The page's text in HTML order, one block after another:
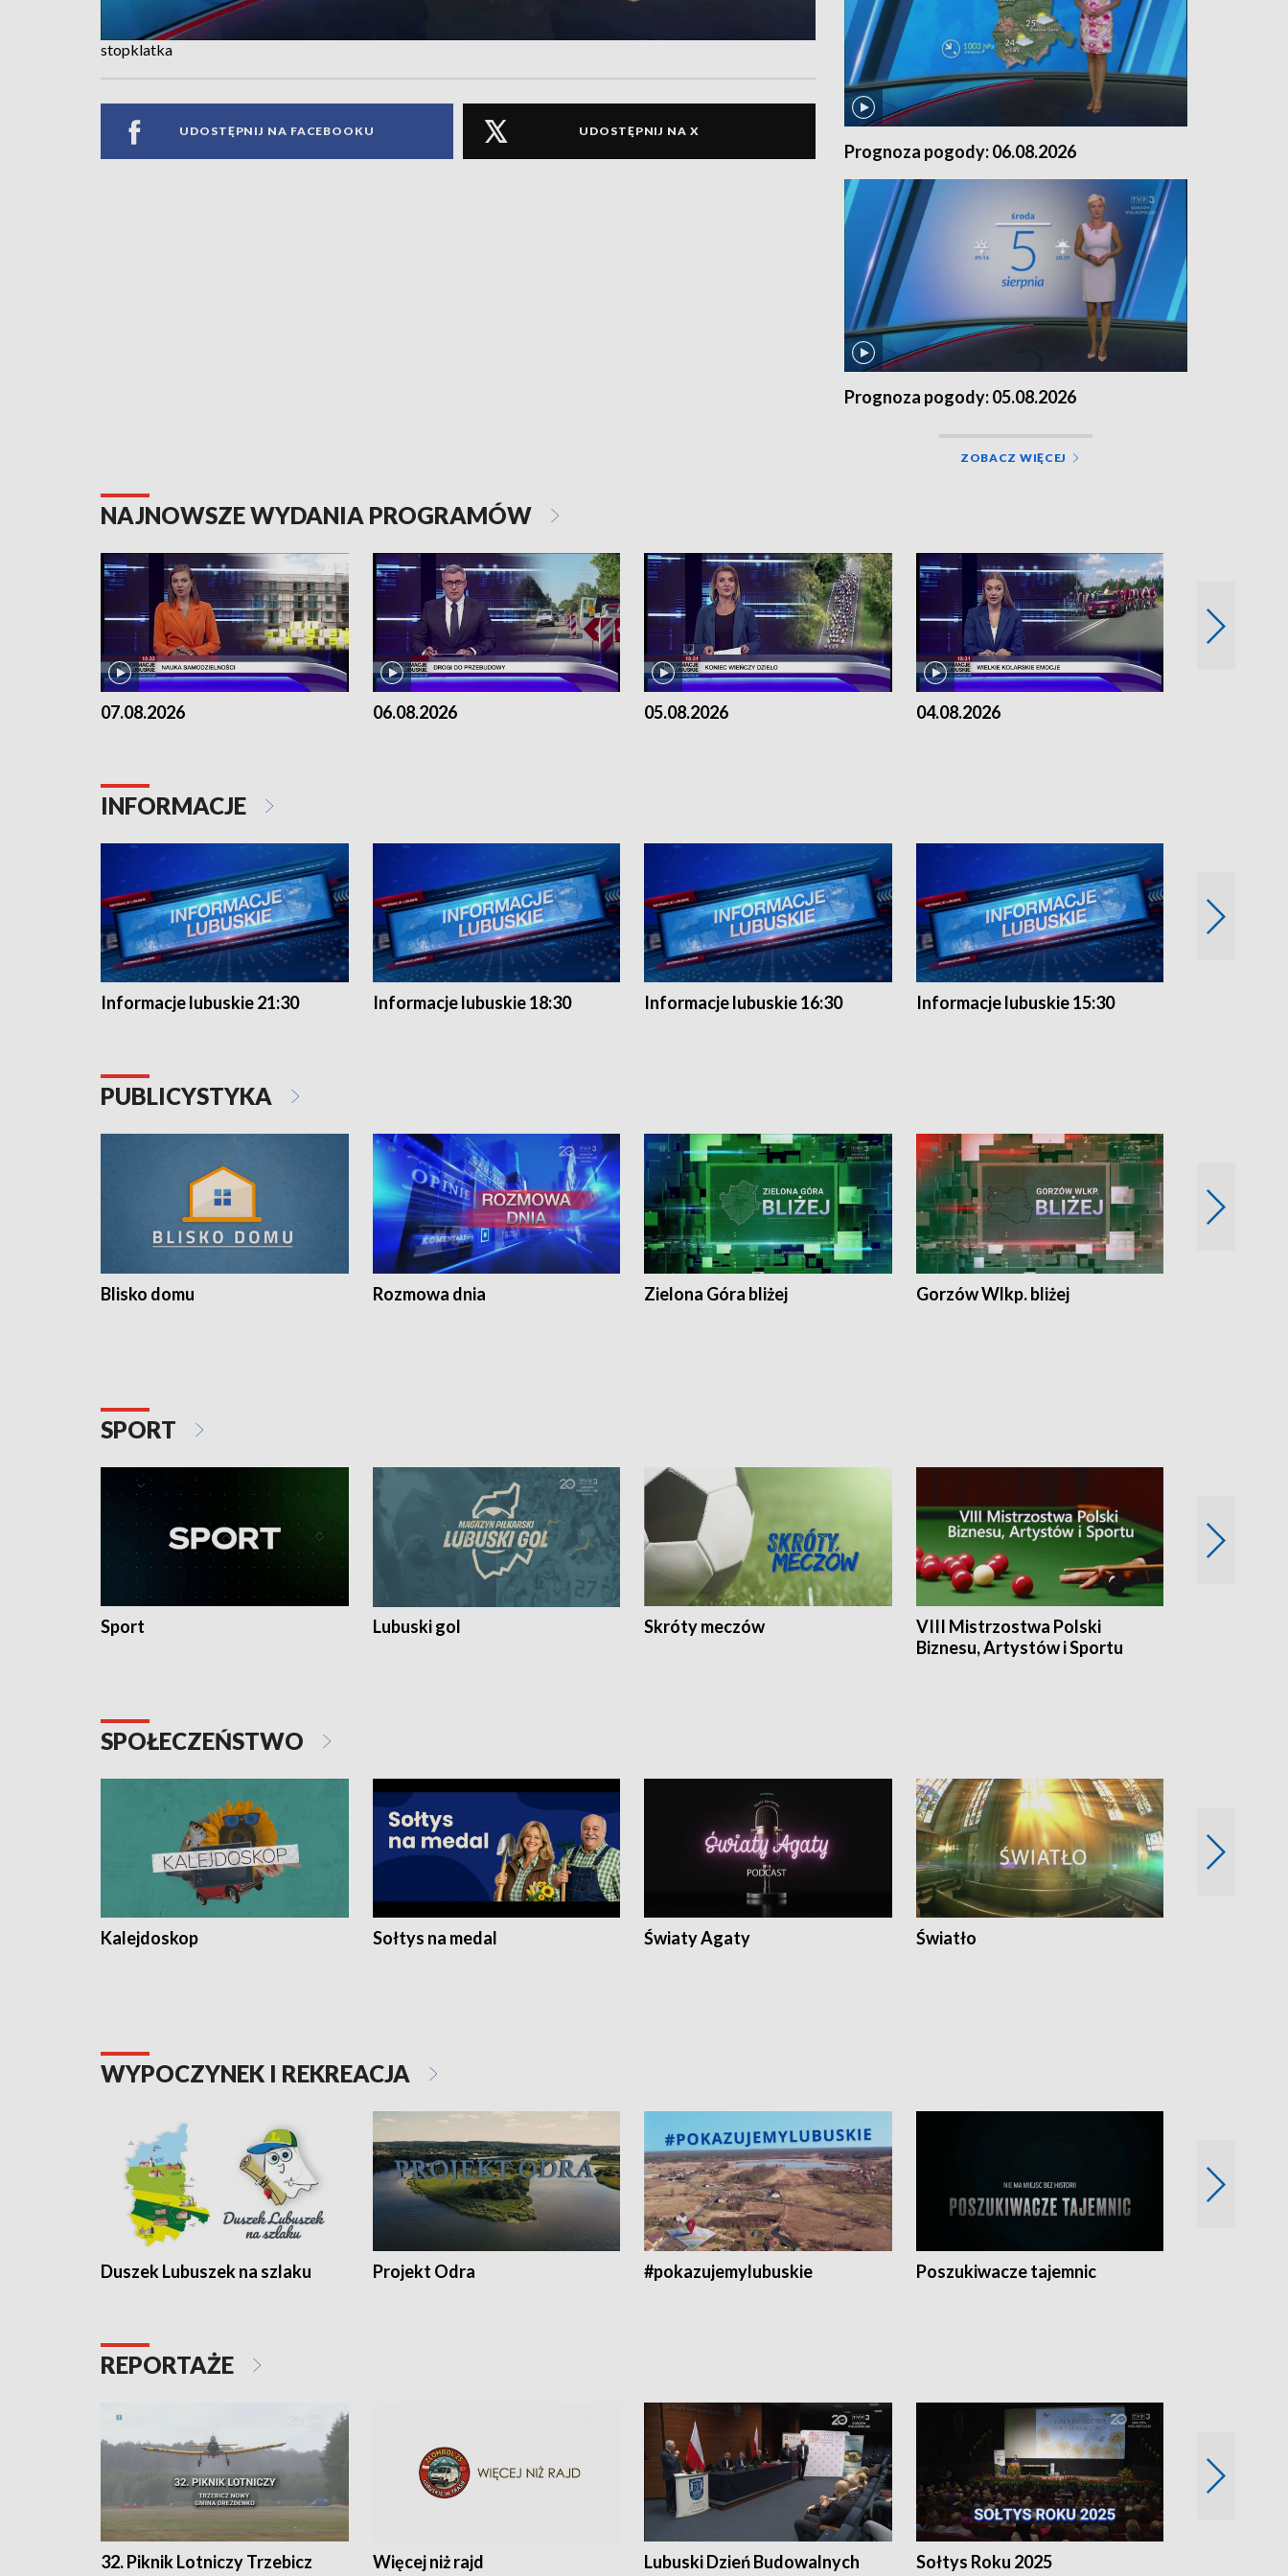
stopklatka
UDOSTĘPNIJ NA FACEBOOKU UDOSTĘPNIJ NA X
Prognoza pogody: 06.08.2026
Prognoza pogody: 05.08.2026
ZOBACZ WIĘCEJ
NAJNOWSZE WYDANIA PROGRAMÓW
07.08.2026 06.08.2026 05.08.2026 04.08.2026
INFORMACJE
Informacje lubuskie 21:30 Informacje lubuskie 18:30 Informacje lubuskie 16:30 Informacje lubuskie 15:30
PUBLICYSTYKA
Blisko domu Rozmowa dnia Zielona Góra bliżej Gorzów Wlkp. bliżej
SPORT
Sport Lubuski gol Skróty meczów
VIII Mistrzostwa Polski
Biznesu, Artystów i Sportu
SPOŁECZEŃSTWO
Kalejdoskop Sołtys na medal Światy Agaty Światło
WYPOCZYNEK I REKREACJA
Duszek Lubuszek na szlaku Projekt Odra #pokazujemylubuskie Poszukiwacze tajemnic
REPORTAŻE
32. Piknik Lotniczy Trzebicz
Więcej niż rajd Lubuski Dzień Budowalnych Sołtys Roku 2025